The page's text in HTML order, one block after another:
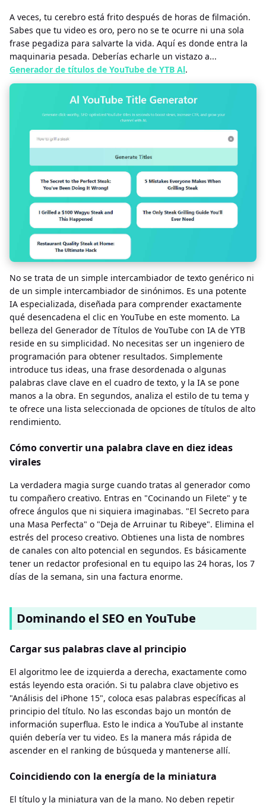
A veces, tu cerebro está frito después de horas de filmación.
Sabes que tu video es oro, pero no se te ocurre ni una sola
frase pegadiza para salvarte la vida. Aquí es donde entra la
maquinaria pesada. Deberías echarle un vistazo a...
Generador de títulos de YouTube de YTB Al.
No se trata de un simple intercambiador de texto genérico ni
de un simple intercambiador de sinónimos. Es una potente
IA especializada, diseñada para comprender exactamente
qué desencadena el clic en YouTube en este momento. La
belleza del Generador de Títulos de YouTube con IA de YTB
reside en su simplicidad. No necesitas ser un ingeniero de
programación para obtener resultados. Simplemente
introduce tus ideas, una frase desordenada o algunas
palabras clave clave en el cuadro de texto, y la IA se pone
manos a la obra. En segundos, analiza el estilo de tu tema y
te ofrece una lista seleccionada de opciones de títulos de alto
rendimiento.
Cómo convertir una palabra clave en diez ideas
virales
La verdadera magia surge cuando tratas al generador como
tu compañero creativo. Entras en "Cocinando un Filete" y te
ofrece ángulos que ni siquiera imaginabas. "El Secreto para
una Masa Perfecta" o "Deja de Arruinar tu Ribeye". Elimina el
estrés del proceso creativo. Obtienes una lista de nombres
de canales con alto potencial en segundos. Es básicamente
tener un redactor profesional en tu equipo las 24 horas, los 7
días de la semana, sin una factura enorme.
Dominando el SEO en YouTube
Cargar sus palabras clave al principio
El algoritmo lee de izquierda a derecha, exactamente como
estás leyendo esta oración. Si tu palabra clave objetivo es
"Análisis del iPhone 15", coloca esas palabras específicas al
principio del título. No las escondas bajo un montón de
información superflua. Esto le indica a YouTube al instante
quién debería ver tu video. Es la manera más rápida de
ascender en el ranking de búsqueda y mantenerse allí.
Coincidiendo con la energía de la miniatura
El título y la miniatura van de la mano. No deben repetir